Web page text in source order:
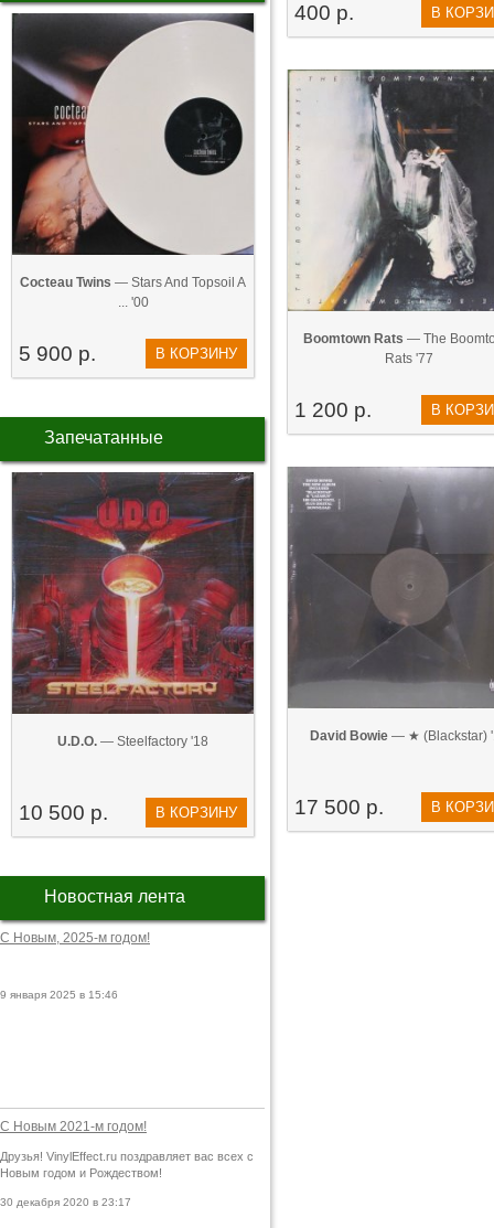
Cocteau Twins — Stars And Topsoil A
... '00
5 900 р. В КОРЗИНУ
Запечатанные
U.D.O. — Steelfactory '18
10 500 р. В КОРЗИНУ
Новостная лента
С Новым, 2025-м годом!
9 января 2025 в 15:46
С Новым 2021-м годом!
Друзья! VinylEffect.ru поздравляет вас всех с
Новым годом и Рождеством!
30 декабря 2020 в 23:17
400 р. В
Boomtown Rats — The
Rats '77
1 200 р. В
David Bowie— ★ (Blackstar)
17 500 р. В